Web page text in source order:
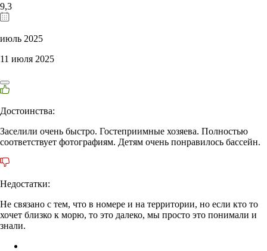
9,3
июль 2025
11 июля 2025
Достоинства:
Заселили очень быстро. Гостеприимные хозяева. Полностью
соответствует фотографиям. Детям очень понравилось бассейн.
Недостатки:
Не связано с тем, что в номере и на территории, но если кто то
хочет близко к морю, то это далеко, мы просто это понимали и
знали.